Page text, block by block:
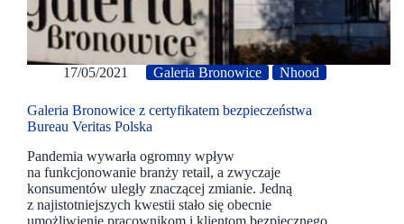
17/05/2021 Galeria Bronowice Nhood
Galeria Bronowice z certyfikatem bezpieczeństwa
Bureau Veritas Polska
Pandemia wywarła ogromny wpływ
na funkcjonowanie branży retail, a zwyczaje
konsumentów uległy znaczącej zmianie. Jedną
z najistotniejszych kwestii stało się obecnie
umożliwienie pracownikom i klientom bezpiecznego